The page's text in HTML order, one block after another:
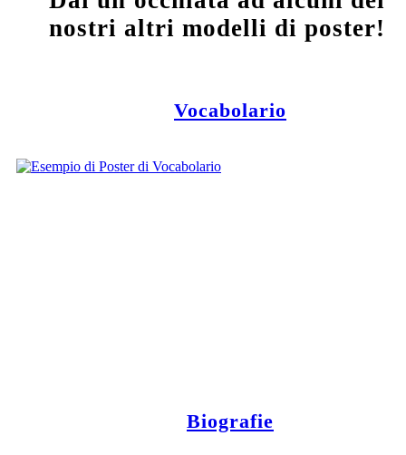
nostri altri modelli di poster!
Vocabolario
Biografie